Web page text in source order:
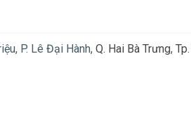
P. Lê Đại Hành, Q. Hai Bà Trưng,